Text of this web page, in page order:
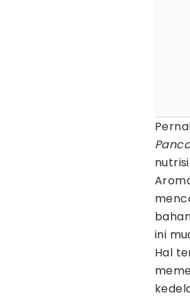
ini
Hal